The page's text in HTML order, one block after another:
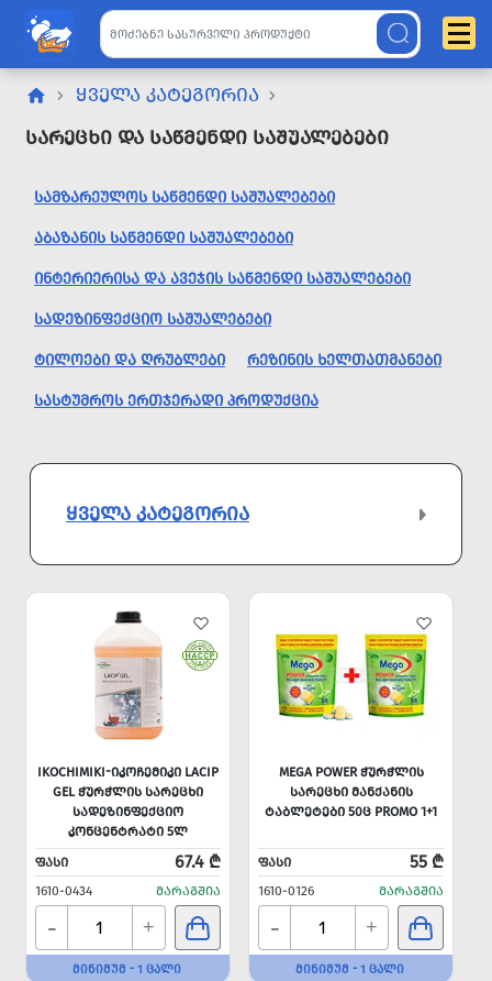
ᲧᲕᲔᲚᲐ ᲙᲐᲢᲔᲒᲝᲠᲘᲐ
Სარეცხი Და Საწმენდი Საშუალებები
ᲡᲐᲛᲖᲐᲠᲔᲣᲚᲝᲡ ᲡᲐᲬᲛᲔᲜᲓᲘ ᲡᲐᲨᲣᲐᲚᲔᲑᲔᲑᲘ
ᲐᲑᲐᲖᲐᲜᲘᲡ ᲡᲐᲬᲛᲔᲜᲓᲘ ᲡᲐᲨᲣᲐᲚᲔᲑᲔᲑᲘ
ᲘᲜᲢᲔᲠᲘᲔᲠᲘᲡᲐ ᲓᲐ ᲐᲕᲔᲯᲘᲡ ᲡᲐᲬᲛᲔᲜᲓᲘ ᲡᲐᲨᲣᲐᲚᲔᲑᲔᲑᲘ
ᲡᲐᲓᲔᲖᲘᲜᲤᲔᲥᲪᲘᲝ ᲡᲐᲨᲣᲐᲚᲔᲑᲔᲑᲘ
ᲢᲘᲚᲝᲔᲑᲘ ᲓᲐ ᲦᲠᲣᲑᲚᲔᲑᲘ ᲠᲔᲖᲘᲜᲘᲡ ᲮᲔᲚᲗᲐᲗᲛᲐᲜᲔᲑᲘ
ᲡᲐᲡᲢᲣᲛᲠᲝᲡ ᲔᲠᲗᲯᲔᲠᲐᲓᲘ ᲞᲠᲝᲓᲣᲥᲪᲘᲐ
ᲧᲕᲔᲚᲐ ᲙᲐᲢᲔᲒᲝᲠᲘᲐ
IKOCHIMIKI-ᲘᲙᲝᲩᲔᲛᲘᲙᲘ LACIP
GEL ᲭᲣᲠᲭᲚᲘᲡ ᲡᲐᲠᲔᲪᲮᲘ
ᲡᲐᲓᲔᲖᲘᲜᲤᲔᲥᲪᲘᲝ
ᲙᲝᲜᲪᲔᲜᲢᲠᲐᲢᲘ 5Ლ
ᲤᲐᲡᲘ
67.4 ₾
1610-0434 ᲛᲐᲠᲐᲒᲨᲘᲐ
- +
ᲛᲘᲜᲘᲛᲣᲛ - 1 ᲪᲐᲚᲘ
MEGA POWER ᲭᲣᲠᲭᲚᲘᲡ
ᲡᲐᲠᲔᲪᲮᲘ ᲛᲐᲜᲥᲐᲜᲘᲡ
ᲢᲐᲑᲚᲔᲢᲔᲑᲘ 50Ც PROMO 1+1
ᲤᲐᲡᲘ 55 ₾
1610-0126 ᲛᲐᲠᲐᲒᲨᲘᲐ
- +
ᲛᲘᲜᲘᲛᲣᲛ - 1 ᲪᲐᲚᲘ